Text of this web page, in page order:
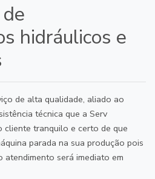
hidráulicos e
alta qualidade, aliado ao
técnica que a Serv
cliente tranquilo e certo de que
parada na sua produção pois
será imediato em